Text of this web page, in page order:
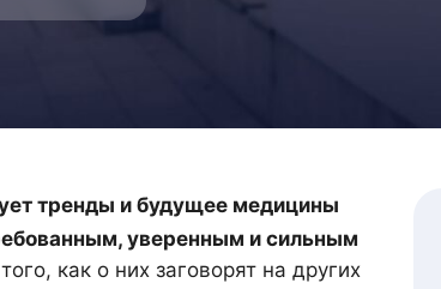
тренды и будущее медицины
уверенным и сильным
как о них заговорят на других